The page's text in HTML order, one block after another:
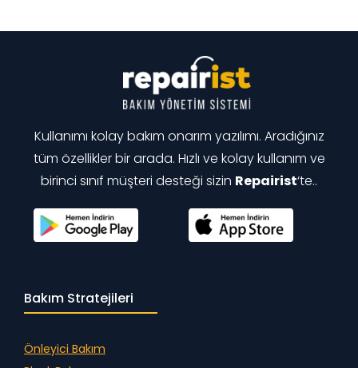
Kullanımı kolay bakım onarım yazılımı. Aradığınız
tüm özellikler bir arada. Hızlı ve kolay kullanım ve
birinci sınıf müşteri desteği sizin Repairist‘te..
Bakım Stratejileri
Önleyici Bakım